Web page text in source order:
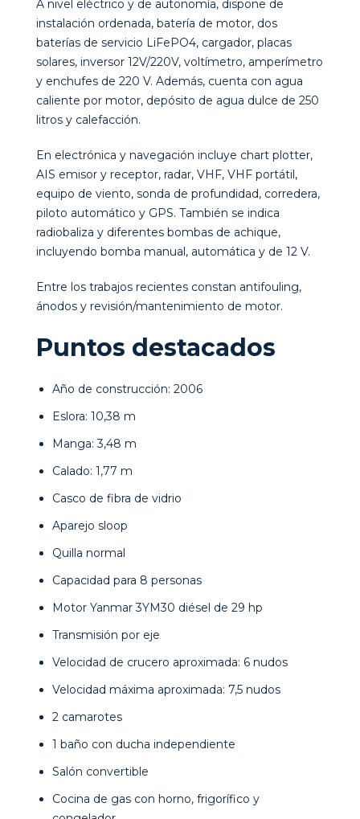
A nivel eléctrico y de autonomía, dispone de
instalación ordenada, batería de motor, dos
baterías de servicio LiFePO4, cargador, placas
solares, inversor 12V/220V, voltímetro, amperímetro
y enchufes de 220 V. Además, cuenta con agua
caliente por motor, depósito de agua dulce de 250
litros y calefacción.
En electrónica y navegación incluye chart plotter,
AIS emisor y receptor, radar, VHF, VHF portátil,
equipo de viento, sonda de profundidad, corredera,
piloto automático y GPS. También se indica
radiobaliza y diferentes bombas de achique,
incluyendo bomba manual, automática y de 12 V.
Entre los trabajos recientes constan antifouling,
ánodos y revisión/mantenimiento de motor.
Puntos destacados
Año de construcción: 2006
Eslora: 10,38 m
Manga: 3,48 m
Calado: 1,77 m
Casco de fibra de vidrio
Aparejo sloop
Quilla normal
Capacidad para 8 personas
Motor Yanmar 3YM30 diésel de 29 hp
Transmisión por eje
Velocidad de crucero aproximada: 6 nudos
Velocidad máxima aproximada: 7,5 nudos
2 camarotes
1 baño con ducha independiente
Salón convertible
Cocina de gas con horno, frigorífico y